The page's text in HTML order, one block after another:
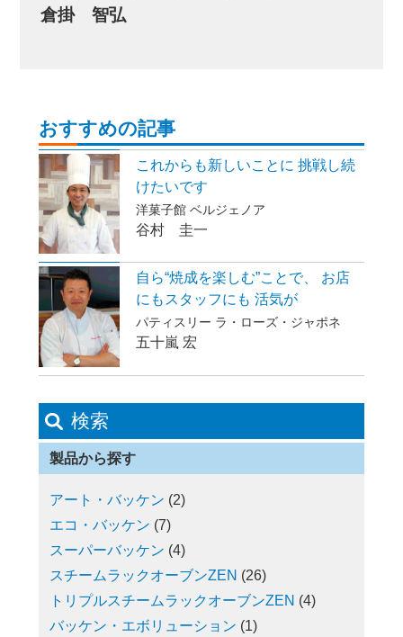
倉掛 智弘
おすすめの記事
これからも新しいことに 挑戦し続
けたいです
洋菓子館 ベルジェノア
谷村 圭一
自ら“焼成を楽しむ”ことで、 お店
にもスタッフにも 活気が
パティスリー ラ・ローズ・ジャポネ
五十嵐 宏
検索
製品から探す
アート・バッケン (2)
エコ・バッケン (7)
スーパーバッケン (4)
スチームラックオーブンZEN (26)
トリプルスチームラックオーブンZEN (4)
バッケン・エボリューション (1)